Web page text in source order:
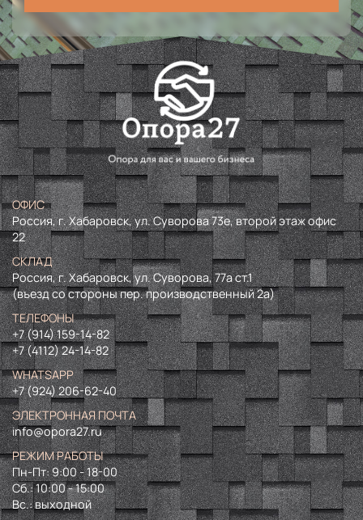
ОФИС
Россия, г. Хабаровск, ул. Суворова 73е, второй этаж офис
22
СКЛАД
Россия, г. Хабаровск, ул. Суворова, 77а ст.1
(въезд со стороны пер. производственный 2а)
ТЕЛЕФОНЫ
+7 (914) 159-14-82
+7 (4112) 24-14-82
WHATSAPP
+7 (924) 206-62-40
ЭЛЕКТРОННАЯ ПОЧТА
info@opora27.ru
РЕЖИМ РАБОТЫ
Пн-Пт: 9:00 - 18-00
Сб.: 10:00 - 15:00
Вс.: выходной